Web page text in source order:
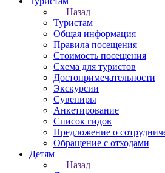
Назад
Туристам
Общая информация
Правила посещения
Стоимость посещения
Схема для туристов
Достопримечательности
Экскурсии
Сувениры
Анкетирование
Список гидов
Предложение о
Обращение с отходами
Детям
Назад